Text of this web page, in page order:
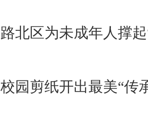
路北区为未成年人撑
校园剪纸开出最美“传